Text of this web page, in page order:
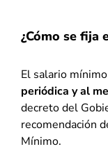
¿Cómo se fija
El salario
periódica y al
decreto del
recomendación
Mínimo.